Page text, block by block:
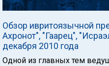
Обзор ивритоязычной
Ахронот", "Гаарец",
декабря 2010 года
Одной из главных тем